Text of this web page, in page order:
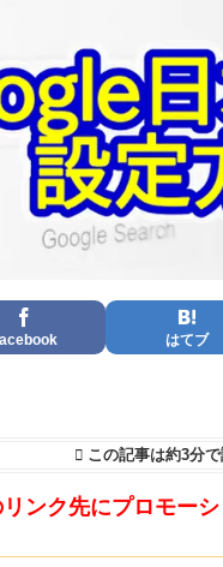
はてブ
この記事は約3分で
ンク先にプロモーシ